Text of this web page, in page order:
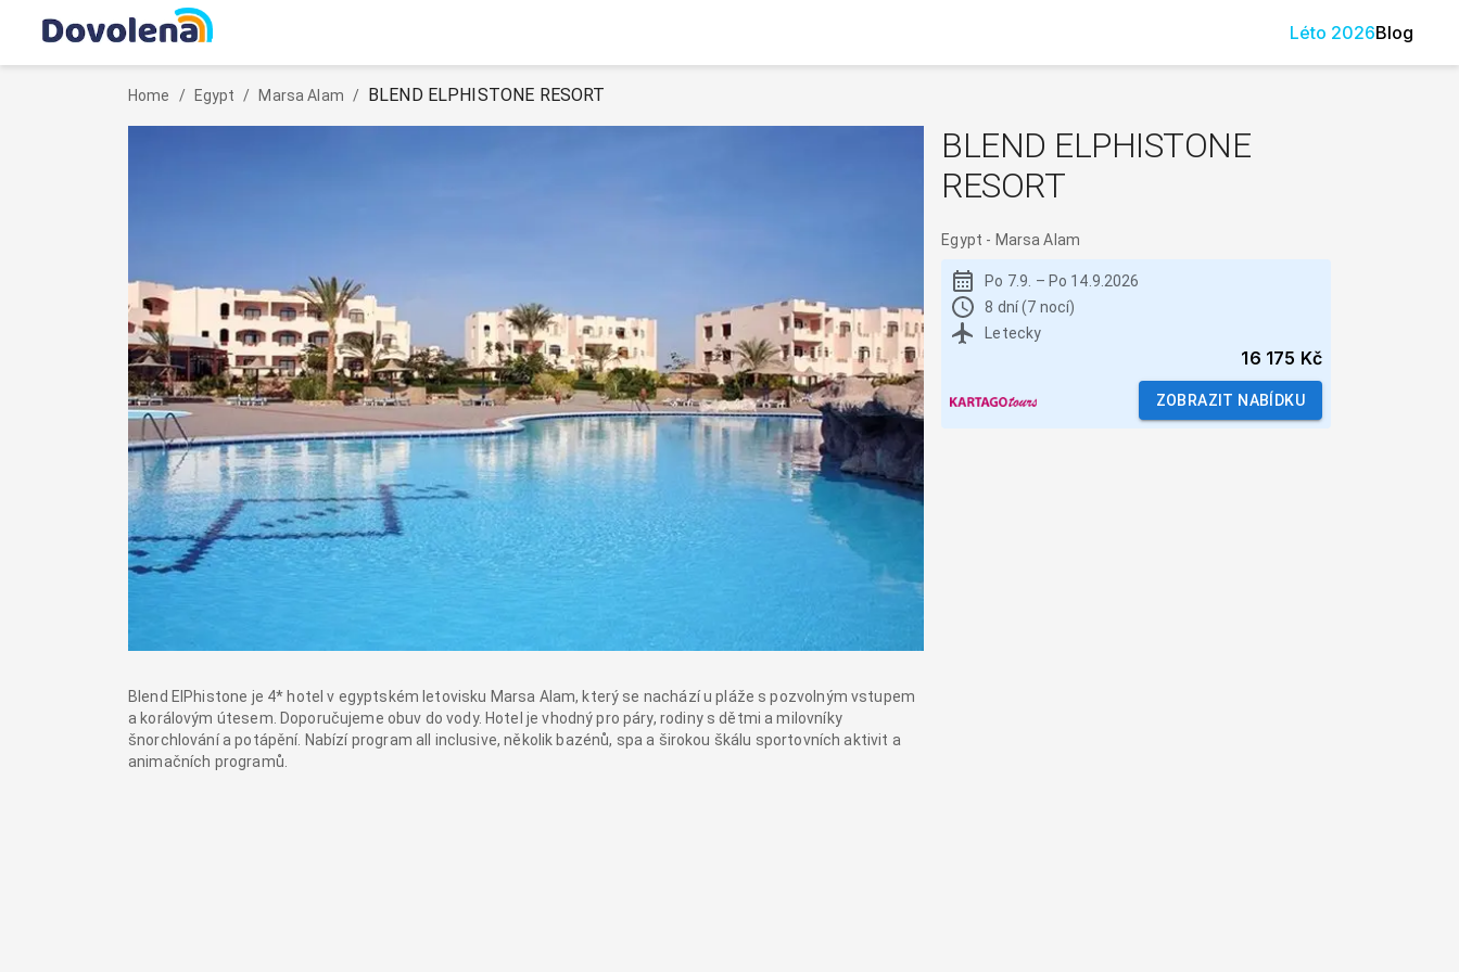
Léto 2026Blog
Home / Egypt / Marsa Alam / BLEND ELPHISTONE RESORT
Blend ElPhistone je 4* hotel v egyptském letovisku Marsa Alam, který se nachází u pláže s pozvolným vstupem
a korálovým útesem. Doporučujeme obuv do vody. Hotel je vhodný pro páry, rodiny s dětmi a milovníky
šnorchlování a potápění. Nabízí program all inclusive, několik bazénů, spa a širokou škálu sportovních aktivit a
animačních programů.
BLEND ELPHISTONE
RESORT
Egypt - Marsa Alam
Po 7.9. – Po 14.9.2026
8 dní (7 nocí)
Letecky
16 175 Kč
ZOBRAZIT NABÍDKU